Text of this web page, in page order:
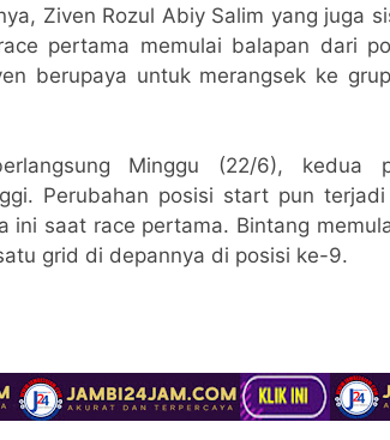
Ziven Rozul Abiy Salim yang juga
pertama memulai balapan dari
berupaya untuk merangsek ke
Minggu (22/6), kedua
Perubahan posisi start pun
ini saat race pertama. Bintang
grid di depannya di posisi ke-9.